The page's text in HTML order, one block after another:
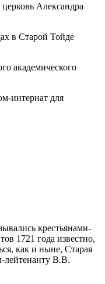
Александра
в Старой Тойде
академического
интернат для
крестьянами-
1721 года известно,
как и ныне, Старая
лейтенанту В.В.